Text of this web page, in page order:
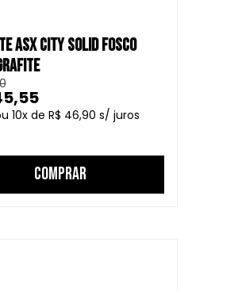
ASX CITY SOLID FOSCO
10
R$ 46,90
COMPRAR